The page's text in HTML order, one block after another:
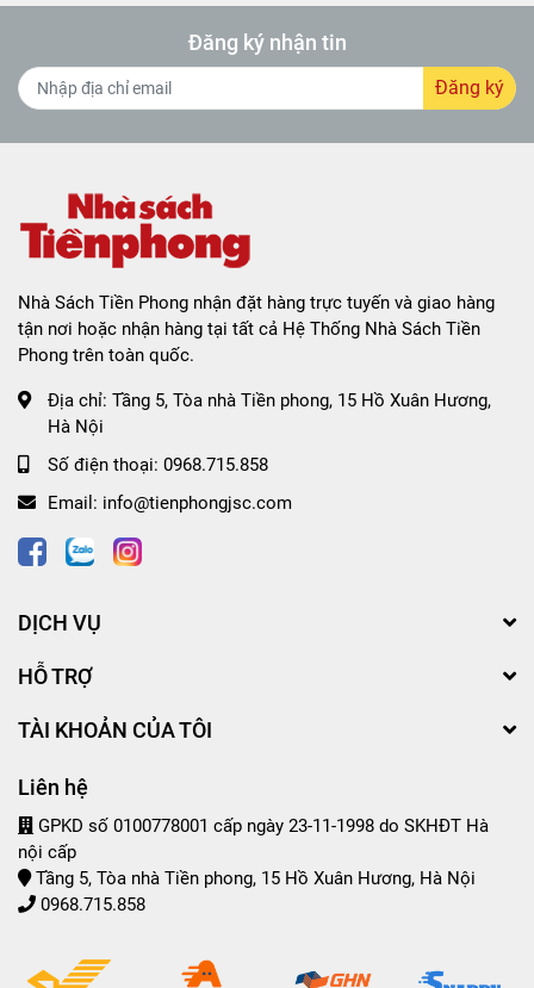
Đăng ký nhận tin
Đăng ký
Nhà Sách Tiền Phong nhận đặt hàng trực tuyến và giao hàng
tận nơi hoặc nhận hàng tại tất cả Hệ Thống Nhà Sách Tiền
Phong trên toàn quốc.
Địa chỉ: Tầng 5, Tòa nhà Tiền phong, 15 Hồ Xuân Hương,
Hà Nội
Số điện thoại: 0968.715.858
Email: info@tienphongjsc.com
DỊCH VỤ
HỖ TRỢ
TÀI KHOẢN CỦA TÔI
Liên hệ
GPKD số 0100778001 cấp ngày 23-11-1998 do SKHĐT Hà
nội cấp
Tầng 5, Tòa nhà Tiền phong, 15 Hồ Xuân Hương, Hà Nội
0968.715.858